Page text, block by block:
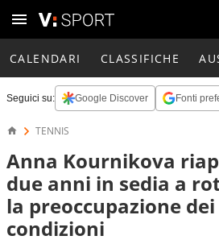
CALENDARI CLASSIFICHE
Seguici su: Google Discover Fonti
TENNIS
Anna Kournikova
due anni in sedia a
la preoccupazione
condizioni